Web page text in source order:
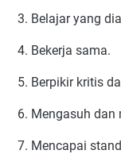
3. Belajar yang
4. Bekerja sama.
5. Berpikir kritis
6. Mengasuh dan
7. Mencapai